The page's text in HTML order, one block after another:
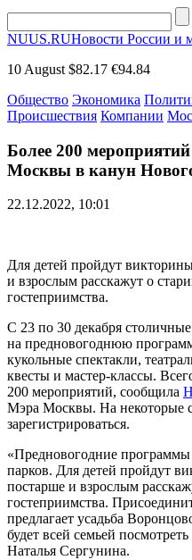
NUUS.RUНовости России и
10 August $82.17 €94.84
Общество Экономика
Происшествия Компании
Более 200
Москвы в канун
22.12.2022, 10:01
Для детей пройдут
и взрослым расскажут о
гостеприимства.
С 23 по 30 декабря
на предновогоднюю
кукольные спектакли,
квесты и мастер-классы.
200 мероприятий, сообщила
Мэра Москвы. На некоторые
зарегистрироваться.
«Предновогодние программы
парков. Для детей пройдут
постарше и взрослым
гостеприимства.
предлагает усадьба
будет всей семьей
Наталья Сергунина.